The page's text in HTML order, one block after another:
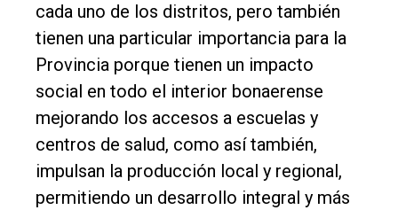
cada uno de los distritos, pero también
tienen una particular importancia para la
Provincia porque tienen un impacto
social en todo el interior bonaerense
mejorando los accesos a escuelas y
centros de salud, como así también,
impulsan la producción local y regional,
permitiendo un desarrollo integral y más